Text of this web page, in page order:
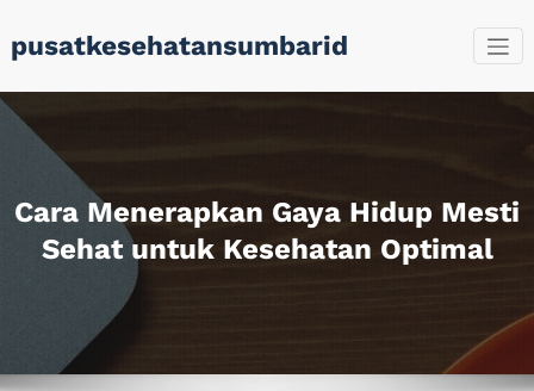
to
content
pusatkesehatansumbarid
Cara Menerapkan Gaya Hidup Mesti
Sehat untuk Kesehatan Optimal